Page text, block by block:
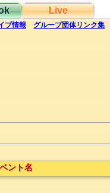
Live
ブ情報 グループ団体リンク集
ント名